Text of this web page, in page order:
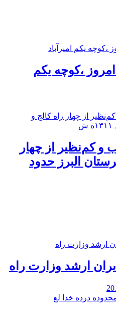
،کوچه یکم
و کم‌نظیر از چهار
البرز حدود
ارشد وزارت راه